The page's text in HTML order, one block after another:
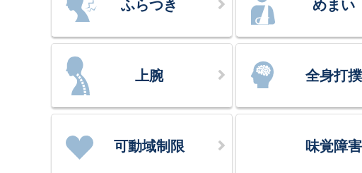
ふらつき めまい
上腕 全身打撲
可動域制限 味覚障害